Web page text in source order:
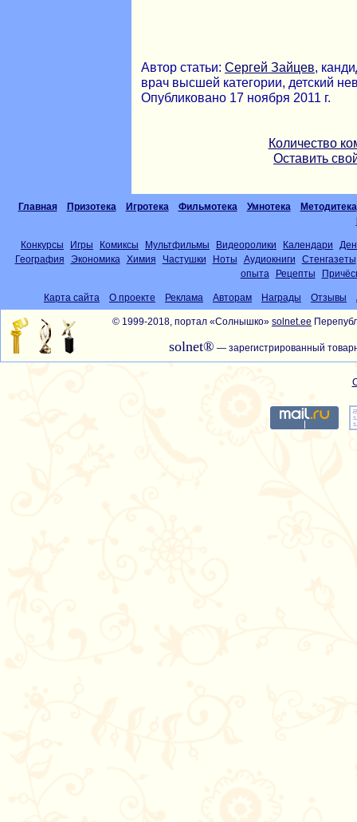
Автор статьи: Сергей Зайцев,
врач высшей категории, детский
Опубликовано 17 ноября 2011 г.
Количество
Оставить
Главная Призотека Игротека Фильмотека Умнотека
Методитека
Конкурсы Игры Комиксы Мультфильмы Видеоролики Календари
География
Экономика Химия Частушки Ноты Аудиокниги
Стенгазеты
опыта
Рецепты
Карта сайта О проекте Реклама Авторам Награды Отзывы
© 1999-2018, портал «Солнышко» solnet.ee
solnet® — зарегистрированный